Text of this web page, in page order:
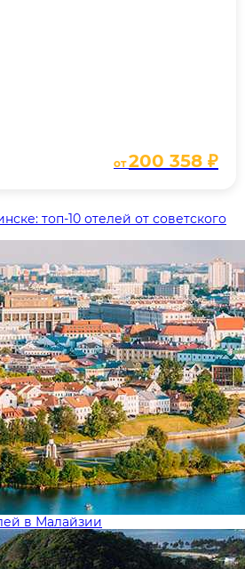
от200 358 ₽
топ‑10 отелей от советского
в Малайзии